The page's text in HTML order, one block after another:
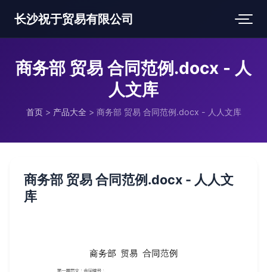
长沙祝于贸易有限公司
商务部 贸易 合同范例.docx - 人
人文库
首页 > 产品大全 > 商务部 贸易 合同范例.docx - 人人文库
商务部 贸易 合同范例.docx - 人人文
库